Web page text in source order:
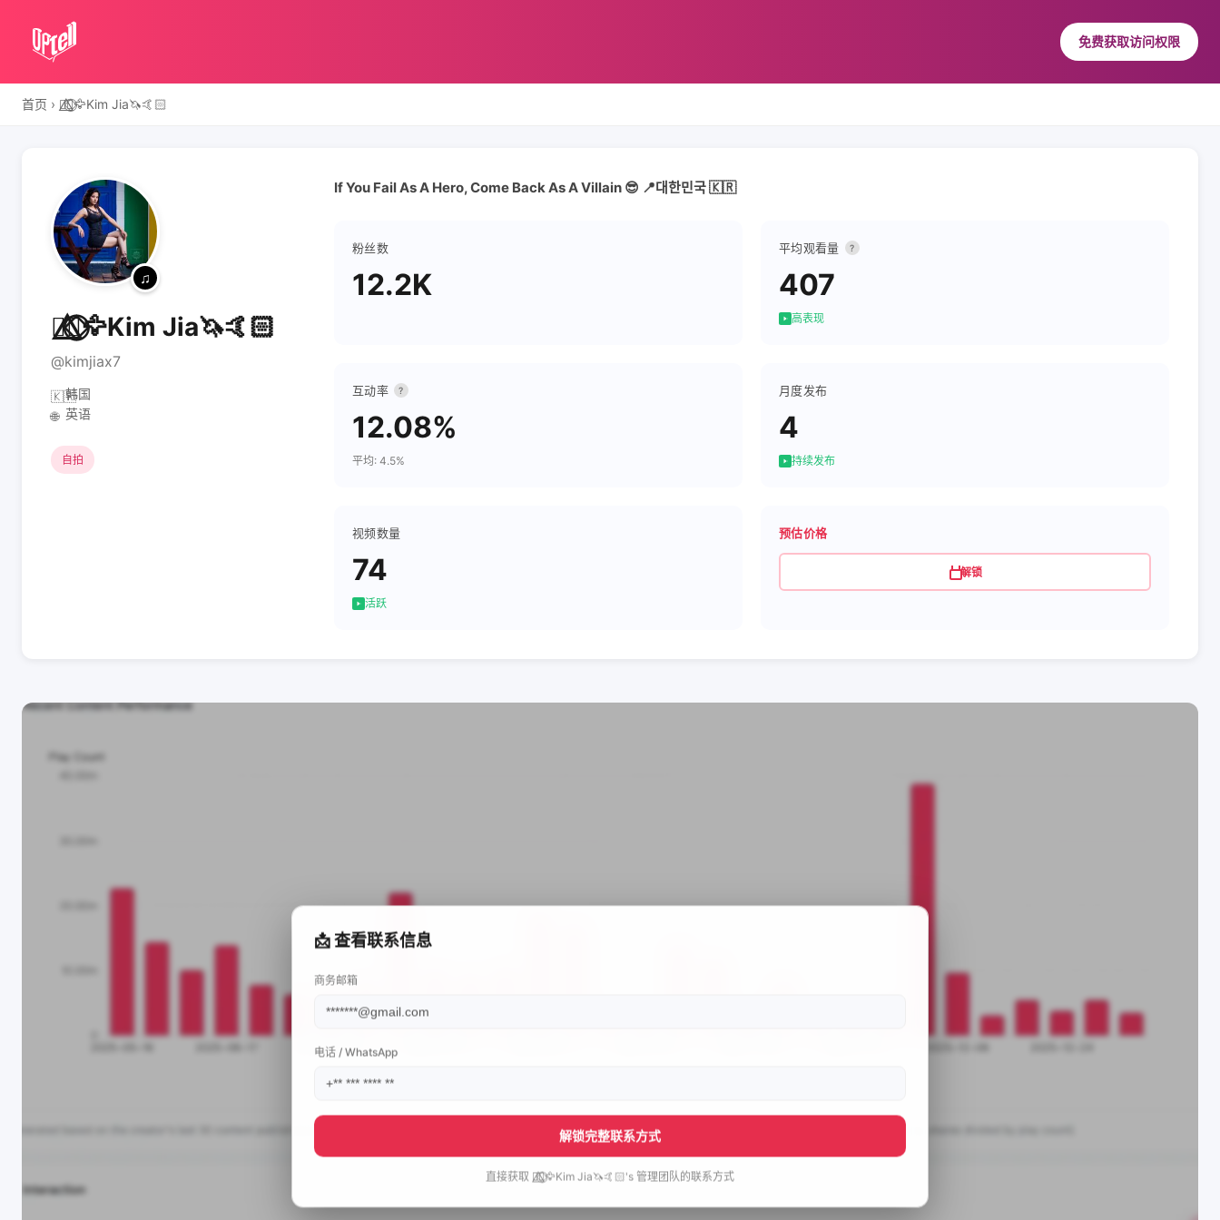
免费获取访问权限
首页 › 🐦‍🔥⃤⃟⃝🦅Kim Jia🦄🤙🏻
🐦‍🔥⃤⃟⃝🦅Kim Jia🦄🤙🏻
@kimjiax7
🇰🇷韩国
🌐 英语
自拍
If You Fail As A Hero, Come Back As A Villain 😎 📍대한민국 🇰🇷
粉丝数
12.2K
平均观看量 ?
407
高表现
互动率 ?
12.08%
平均: 4.5%
月度发布
4
持续发布
视频数量
74
活跃
预估价格
解锁
📩 查看联系信息
商务邮箱
电话 / WhatsApp
解锁完整联系方式
直接获取 🐦‍🔥⃤⃟⃝🦅Kim Jia🦄🤙🏻's 管理团队的联系方式